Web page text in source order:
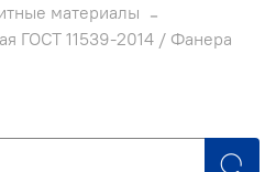
материалы
ГОСТ 11539-2014 / Фанера